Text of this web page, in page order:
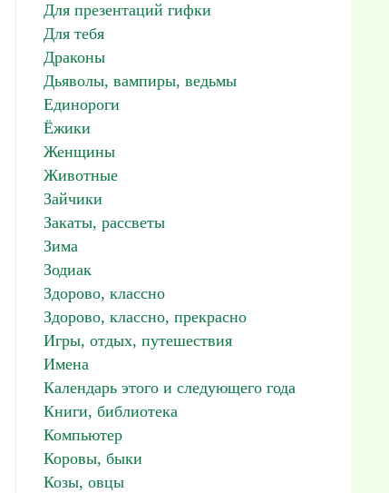
Для презентаций гифки
Для тебя
Драконы
Дьяволы, вампиры, ведьмы
Единороги
Ёжики
Женщины
Животные
Зайчики
Закаты, рассветы
Зима
Зодиак
Здорово, классно
Здорово, классно, прекрасно
Игры, отдых, путешествия
Имена
Календарь этого и следующего года
Книги, библиотека
Компьютер
Коровы, быки
Козы, овцы